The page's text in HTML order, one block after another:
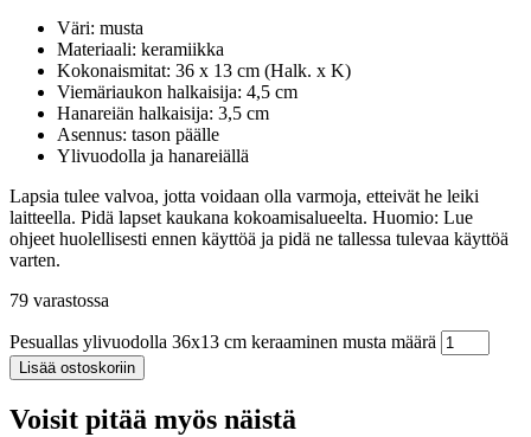
Väri: musta
Materiaali: keramiikka
Kokonaismitat: 36 x 13 cm (Halk. x K)
Viemäriaukon halkaisija: 4,5 cm
Hanareiän halkaisija: 3,5 cm
Asennus: tason päälle
Ylivuodolla ja hanareiällä
Lapsia tulee valvoa, jotta voidaan olla varmoja, etteivät he leiki
laitteella. Pidä lapset kaukana kokoamisalueelta. Huomio: Lue
ohjeet huolellisesti ennen käyttöä ja pidä ne tallessa tulevaa käyttöä
varten.
79 varastossa
Pesuallas ylivuodolla 36x13 cm keraaminen musta määrä
Lisää ostoskoriin
Voisit pitää myös näistä